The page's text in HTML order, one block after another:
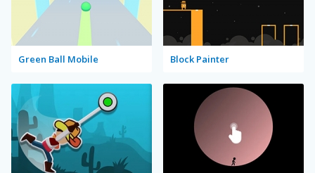
Green Ball Mobile Block Painter